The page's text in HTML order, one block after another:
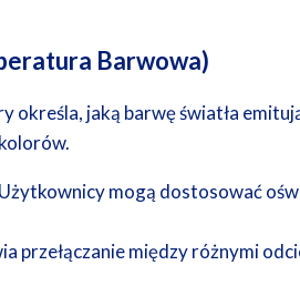
Barwowa)
jaką barwę światła
mogą dostosować
przełączanie między różnymi